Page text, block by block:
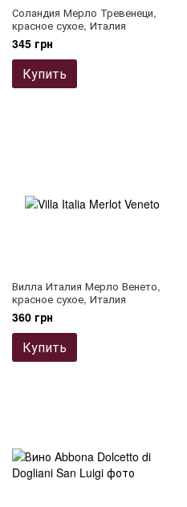
Соландия Мерло Тревенеци,
красное сухое, Италия
345 грн
Купить
Вилла Италия Мерло Венето,
красное сухое, Италия
360 грн
Купить